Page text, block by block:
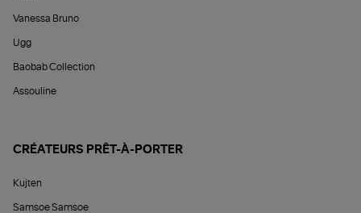
Vanessa Bruno
Ugg
Baobab Collection
Assouline
CRÉATEURS PRÊT-À-PORTER
Kujten
Samsoe Samsoe